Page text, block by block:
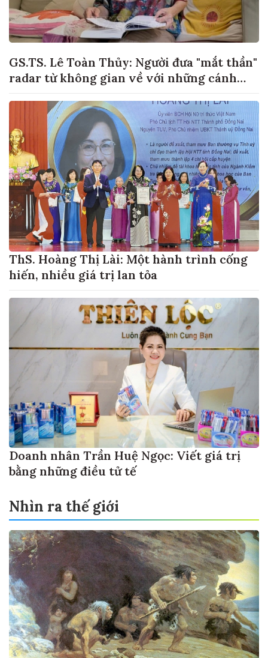
GS.TS. Lê Toàn Thủy: Người đưa "mắt thần"
radar từ không gian về với những cánh
ThS. Hoàng Thị Lài: Một hành trình cống
hiến, nhiều giá trị lan tỏa
Doanh nhân Trần Huệ Ngọc: Viết giá trị
bằng những điều tử tế
Nhìn ra thế giới